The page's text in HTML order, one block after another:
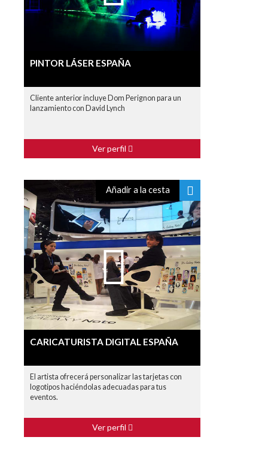
PINTOR LÁSER ESPAÑA
Cliente anterior incluye Dom Perignon para un
lanzamiento con David Lynch
Ver perfil
Añadir a la cesta
CARICATURISTA DIGITAL ESPAÑA
El artista ofrecerá personalizar las tarjetas con
logotipos haciéndolas adecuadas para tus
eventos.
Ver perfil